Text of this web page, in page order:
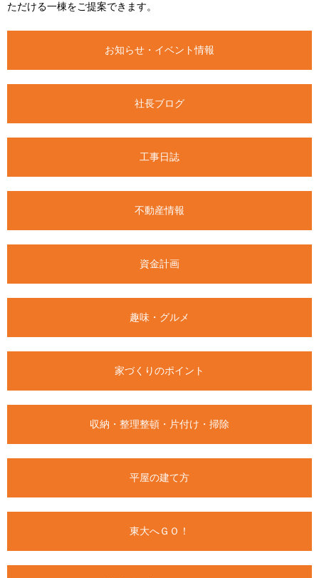
ただける一棟をご提案できます。
お知らせ・イベント情報
社長ブログ
工事日誌
不動産情報
資金計画
趣味・グルメ
家づくりのポイント
収納・整理整頓・片付け・掃除
平屋の建て方
東大へＧＯ！